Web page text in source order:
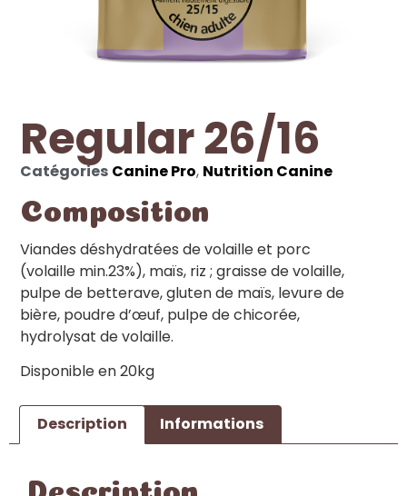
Regular 26/16
Catégories Canine Pro, Nutrition Canine
Composition
Viandes déshydratées de volaille et porc
(volaille min.23%), maïs, riz ; graisse de volaille,
pulpe de betterave, gluten de maïs, levure de
bière, poudre d’œuf, pulpe de chicorée,
hydrolysat de volaille.
Disponible en 20kg
Description Informations
Description